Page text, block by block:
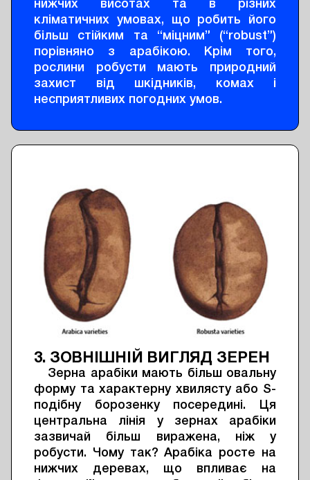
нижчих висотах та в різних
кліматичних умовах, що робить його
більш стійким та “міцним” (“robust”)
порівняно з арабікою. Крім того,
рослини робусти мають природний
захист від шкідників, комах і
несприятливих погодних умов.
3. ЗОВНІШНІЙ ВИГЛЯД ЗЕРЕН
Зерна арабіки мають більш овальну
форму та характерну хвилясту або S-
подібну борозенку посередині. Ця
центральна лінія у зернах арабіки
зазвичай більш виражена, ніж у
робусти. Чому так? Арабіка росте на
нижчих деревах, що впливає на